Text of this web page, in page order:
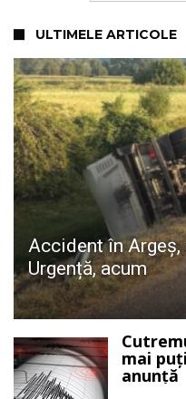
ULTIMELE ARTICOLE
Accident în
Urgență, acum
mai
anunță